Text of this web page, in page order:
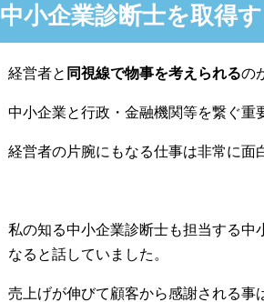
中小企業診断士を取得
経営者と 同視線で物事を考えられるの
中小企業と行政・金融機関等を繋ぐ重
経営者の片腕にもなる仕事は非常に
私の知る中小企業診断士も担当する
なると話していました。
売上げが伸びて顧客から感謝される